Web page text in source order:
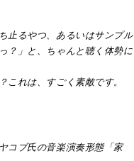
止るやつ、あるいはサンプル
？」と、ちゃんと聴く体勢に
これは、すごく素敵です。
コブ氏の音楽演奏形態「家